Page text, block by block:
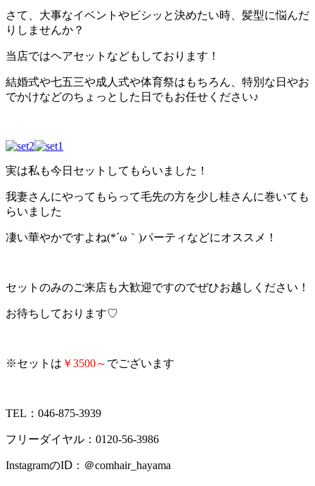
さて、大事なイベントやビシッと決めたい時、髪型に悩んだ
りしませんか？
当店ではヘアセットなどもしております！
結婚式や七五三や成人式や体育祭はもちろん、特別な日やお
でかけなどのちょっとした日でもお任せください♪
実は私も今日セットしてもらいました！
我妻さんにやってもらって毛先の方を少し桂さんに巻いても
らいました
凄い華やかですよね(*´ω｀)パーティなどにオススメ！
セットのみのご来店も大歓迎ですのでぜひお越しください！
お待ちしております♡
※セットは ￥3500～ でございます
TEL：046-875-3939
フリーダイヤル：0120-56-3986
InstagramのIⅮ：＠comhair_hayama